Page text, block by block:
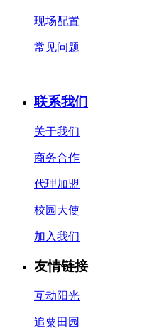
现场配置
常见问题
联系我们
关于我们
商务合作
代理加盟
校园大使
加入我们
友情链接
互动阳光
追粟田园